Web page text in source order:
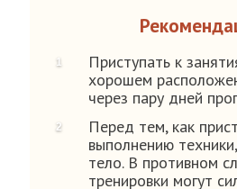
Приступать к
хорошем
через пару дней
Перед тем, как
выполнению
тело. В противном
тренировки могут